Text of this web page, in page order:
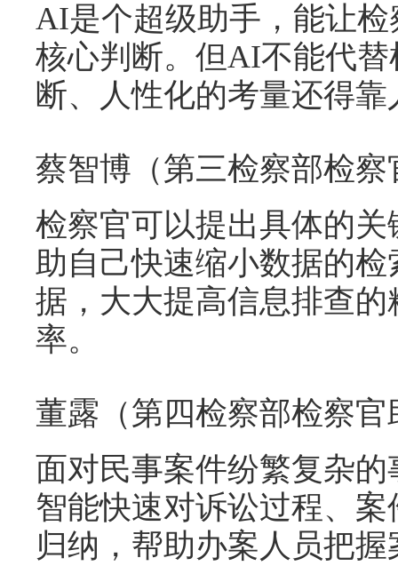
AI是个超级助手，能让
核心判断。但AI不能代
断、人性化的考量还得
蔡智博（第三检察部检察
检察官可以提出具体的关
助自己快速缩小数据的
据，大大提高信息排查
率。
董露（第四检察部检察官
面对民事案件纷繁复杂
智能快速对诉讼过程、
归纳，帮助办案人员把